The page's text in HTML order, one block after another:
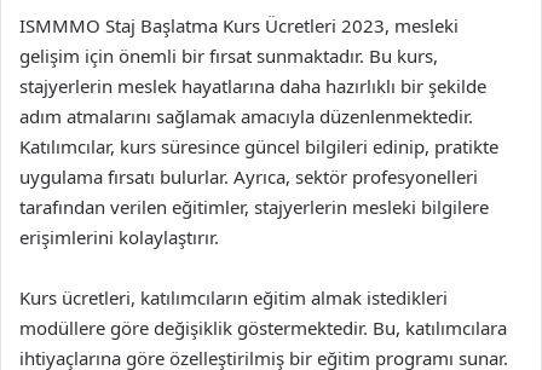
ISMMMO Staj Başlatma Kurs Ücretleri 2023, mesleki
gelişim için önemli bir fırsat sunmaktadır. Bu kurs,
stajyerlerin meslek hayatlarına daha hazırlıklı bir şekilde
adım atmalarını sağlamak amacıyla düzenlenmektedir.
Katılımcılar, kurs süresince güncel bilgileri edinip, pratikte
uygulama fırsatı bulurlar. Ayrıca, sektör profesyonelleri
tarafından verilen eğitimler, stajyerlerin mesleki bilgilere
erişimlerini kolaylaştırır.
Kurs ücretleri, katılımcıların eğitim almak istedikleri
modüllere göre değişiklik göstermektedir. Bu, katılımcılara
ihtiyaçlarına göre özelleştirilmiş bir eğitim programı sunar.